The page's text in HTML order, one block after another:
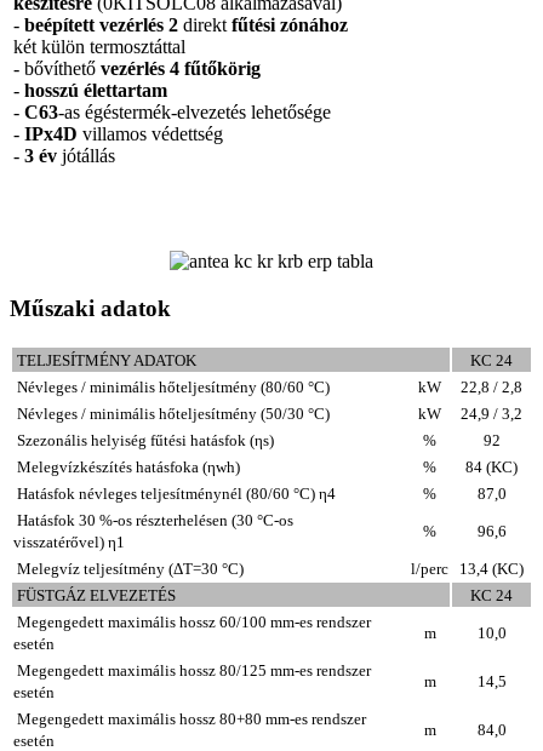
- beépített vezérlés 2 direkt fűtési zónához
két külön termosztáttal
- bővíthető vezérlés 4 fűtőkörig
- hosszú élettartam
- C63-as égéstermék-elvezetés lehetősége
- IPx4D villamos védettség
- 3 év jótállás
Műszaki adatok
TELJESÍTMÉNY ADATOK
KC 24
Névleges / minimális hőteljesítmény (80/60 °C)
kW
22,8 / 2,8
Névleges / minimális hőteljesítmény (50/30 °C)
kW
24,9 / 3,2
Szezonális helyiség fűtési hatásfok (ηs)
%
92
Melegvízkészítés hatásfoka (ηwh)
%
84 (KC)
Hatásfok névleges teljesítménynél (80/60 °C) η4
%
87,0
Hatásfok 30 %-os részterhelésen (30 °C-os
visszatérővel) η1
% 96,6
Melegvíz teljesítmény (ΔT=30 °C) l/perc
13,4 (KC)
FÜSTGÁZ ELVEZETÉS
KC 24
Megengedett maximális hossz 60/100 mm-es rendszer
esetén
m 10,0
Megengedett maximális hossz 80/125 mm-es rendszer
esetén
m 14,5
Megengedett maximális hossz 80+80 mm-es rendszer
esetén
m 84,0